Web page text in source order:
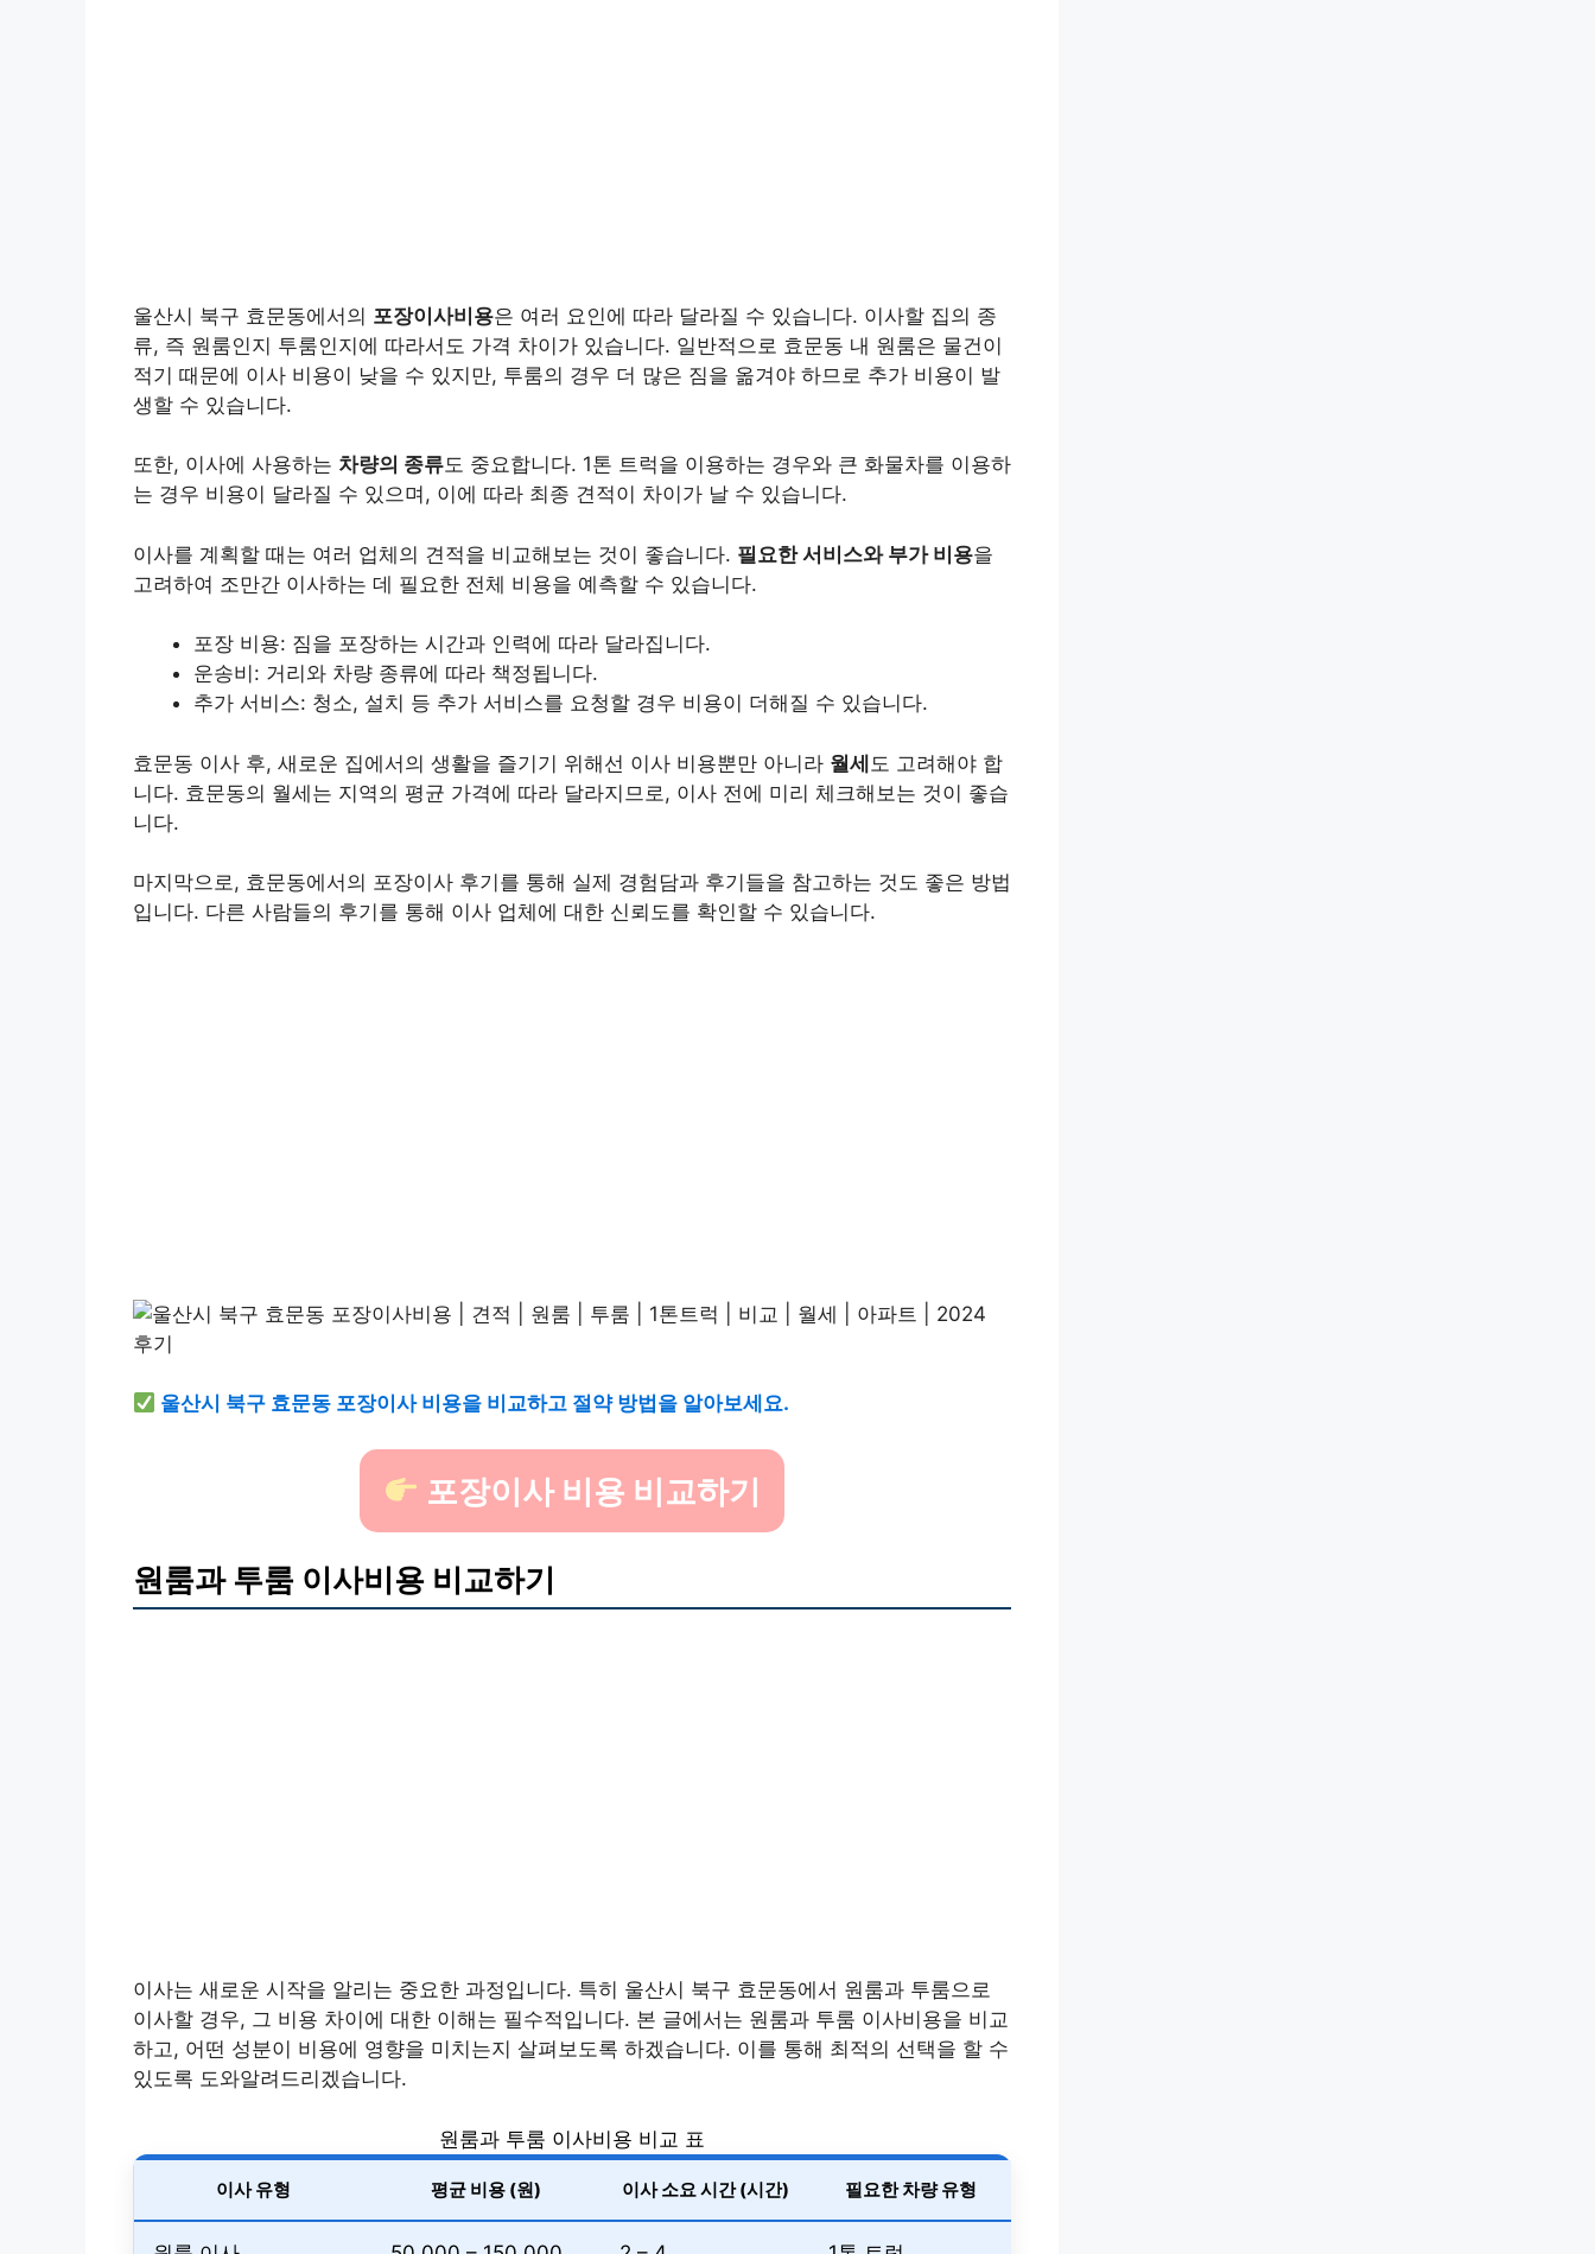
울산시 북구 효문동에서의 포장이사비용은 여러 요인에 따라 달라질 수 있습니다. 이사할 집의 종
류, 즉 원룸인지 투룸인지에 따라서도 가격 차이가 있습니다. 일반적으로 효문동 내 원룸은 물건이
적기 때문에 이사 비용이 낮을 수 있지만, 투룸의 경우 더 많은 짐을 옮겨야 하므로 추가 비용이 발
생할 수 있습니다.
또한, 이사에 사용하는 차량의 종류도 중요합니다. 1톤 트럭을 이용하는 경우와 큰 화물차를 이용하
는 경우 비용이 달라질 수 있으며, 이에 따라 최종 견적이 차이가 날 수 있습니다.
이사를 계획할 때는 여러 업체의 견적을 비교해보는 것이 좋습니다. 필요한 서비스와 부가 비용을
고려하여 조만간 이사하는 데 필요한 전체 비용을 예측할 수 있습니다.
포장 비용: 짐을 포장하는 시간과 인력에 따라 달라집니다.
운송비: 거리와 차량 종류에 따라 책정됩니다.
추가 서비스: 청소, 설치 등 추가 서비스를 요청할 경우 비용이 더해질 수 있습니다.
효문동 이사 후, 새로운 집에서의 생활을 즐기기 위해선 이사 비용뿐만 아니라 월세 도 고려해야 합
니다. 효문동의 월세는 지역의 평균 가격에 따라 달라지므로, 이사 전에 미리 체크해보는 것이 좋습
니다.
마지막으로, 효문동에서의 포장이사 후기를 통해 실제 경험담과 후기들을 참고하는 것도 좋은 방법
입니다. 다른 사람들의 후기를 통해 이사 업체에 대한 신뢰도를 확인할 수 있습니다.
울산시 북구 효문동 포장이사 비용을 비교하고 절약 방법을 알아보세요.
포장이사 비용 비교하기
원룸과 투룸 이사비용 비교하기
이사는 새로운 시작을 알리는 중요한 과정입니다. 특히 울산시 북구 효문동에서 원룸과 투룸으로
이사할 경우, 그 비용 차이에 대한 이해는 필수적입니다. 본 글에서는 원룸과 투룸 이사비용을 비교
하고, 어떤 성분이 비용에 영향을 미치는지 살펴보도록 하겠습니다. 이를 통해 최적의 선택을 할 수
있도록 도와알려드리겠습니다.
원룸과 투룸 이사비용 비교 표
이사 유형 평균 비용 (원) 이사 소요 시간 (시간) 필요한 차량 유형